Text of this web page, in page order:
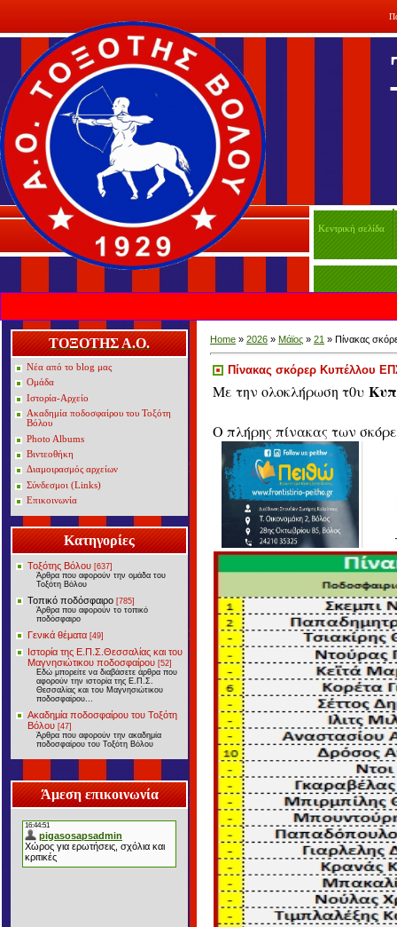
Κεντρική σελίδα
ΤΟΞΟΤΗΣ Α.Ο.
Νέα από το blog μας
Ομάδα
Ιστορία-Αρχείο
Ακαδημία ποδοσφαίρου του Τοξότη
Βόλου
Photo Albums
Βιντεοθήκη
Διαμοιρασμός αρχείων
Σύνδεσμοι (Links)
Επικοινωνία
Κατηγορίες
Τοξότης Βόλου [637]
Άρθρα που αφορούν την ομάδα του
Τοξότη Βόλου
Τοπικό ποδόσφαιρο [785]
Άρθρα που αφορούν το τοπικό
ποδόσφαιρο
Γενικά θέματα [49]
Ιστορία της Ε.Π.Σ.Θεσσαλίας και του
Μαγνησιώτικου ποδοσφαίρου [52]
Εδώ μπορείτε να διαβάσετε άρθρα που
αφορούν την ιστορία της Ε.Π.Σ.
Θεσσαλίας και του Μαγνησιώτικου
ποδοσφαίρου...
Ακαδημία ποδοσφαίρου του Τοξότη
Βόλου [47]
Άρθρα που αφορούν την ακαδημία
ποδοσφαίρου του Τοξότη Βόλου
Άμεση επικοινωνία
Home » 2026 » Μάϊος » 21 » Πίνακας
Πίνακας σκόρερ Κυπέλλου
Mε την ολοκλήρωση τ0υ
Ο πλήρης πίνακας των